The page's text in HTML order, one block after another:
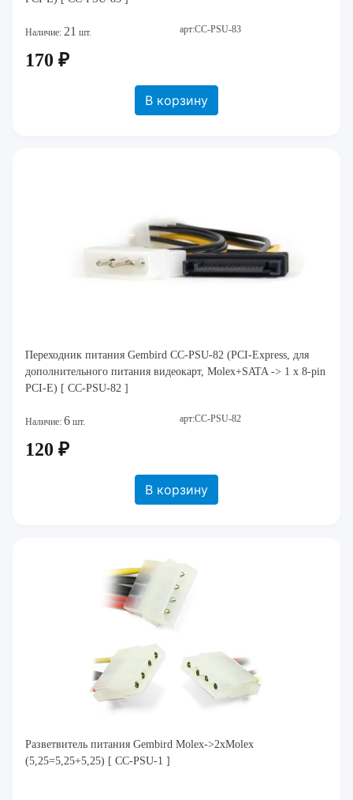
Наличие: 21 шт. арт:CC-PSU-83
170 ₽
В корзину
Переходник питания Gembird CC-PSU-82 (PCI-Express, для
дополнительного питания видеокарт, Molex+SATA -> 1 x 8-pin
PCI-E) [ CC-PSU-82 ]
Наличие: 6 шт. арт:CC-PSU-82
120 ₽
В корзину
Разветвитель питания Gembird Molex->2xMolex
(5,25=5,25+5,25) [ CC-PSU-1 ]